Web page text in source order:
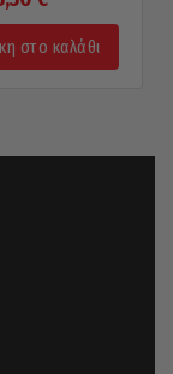
στο καλάθι